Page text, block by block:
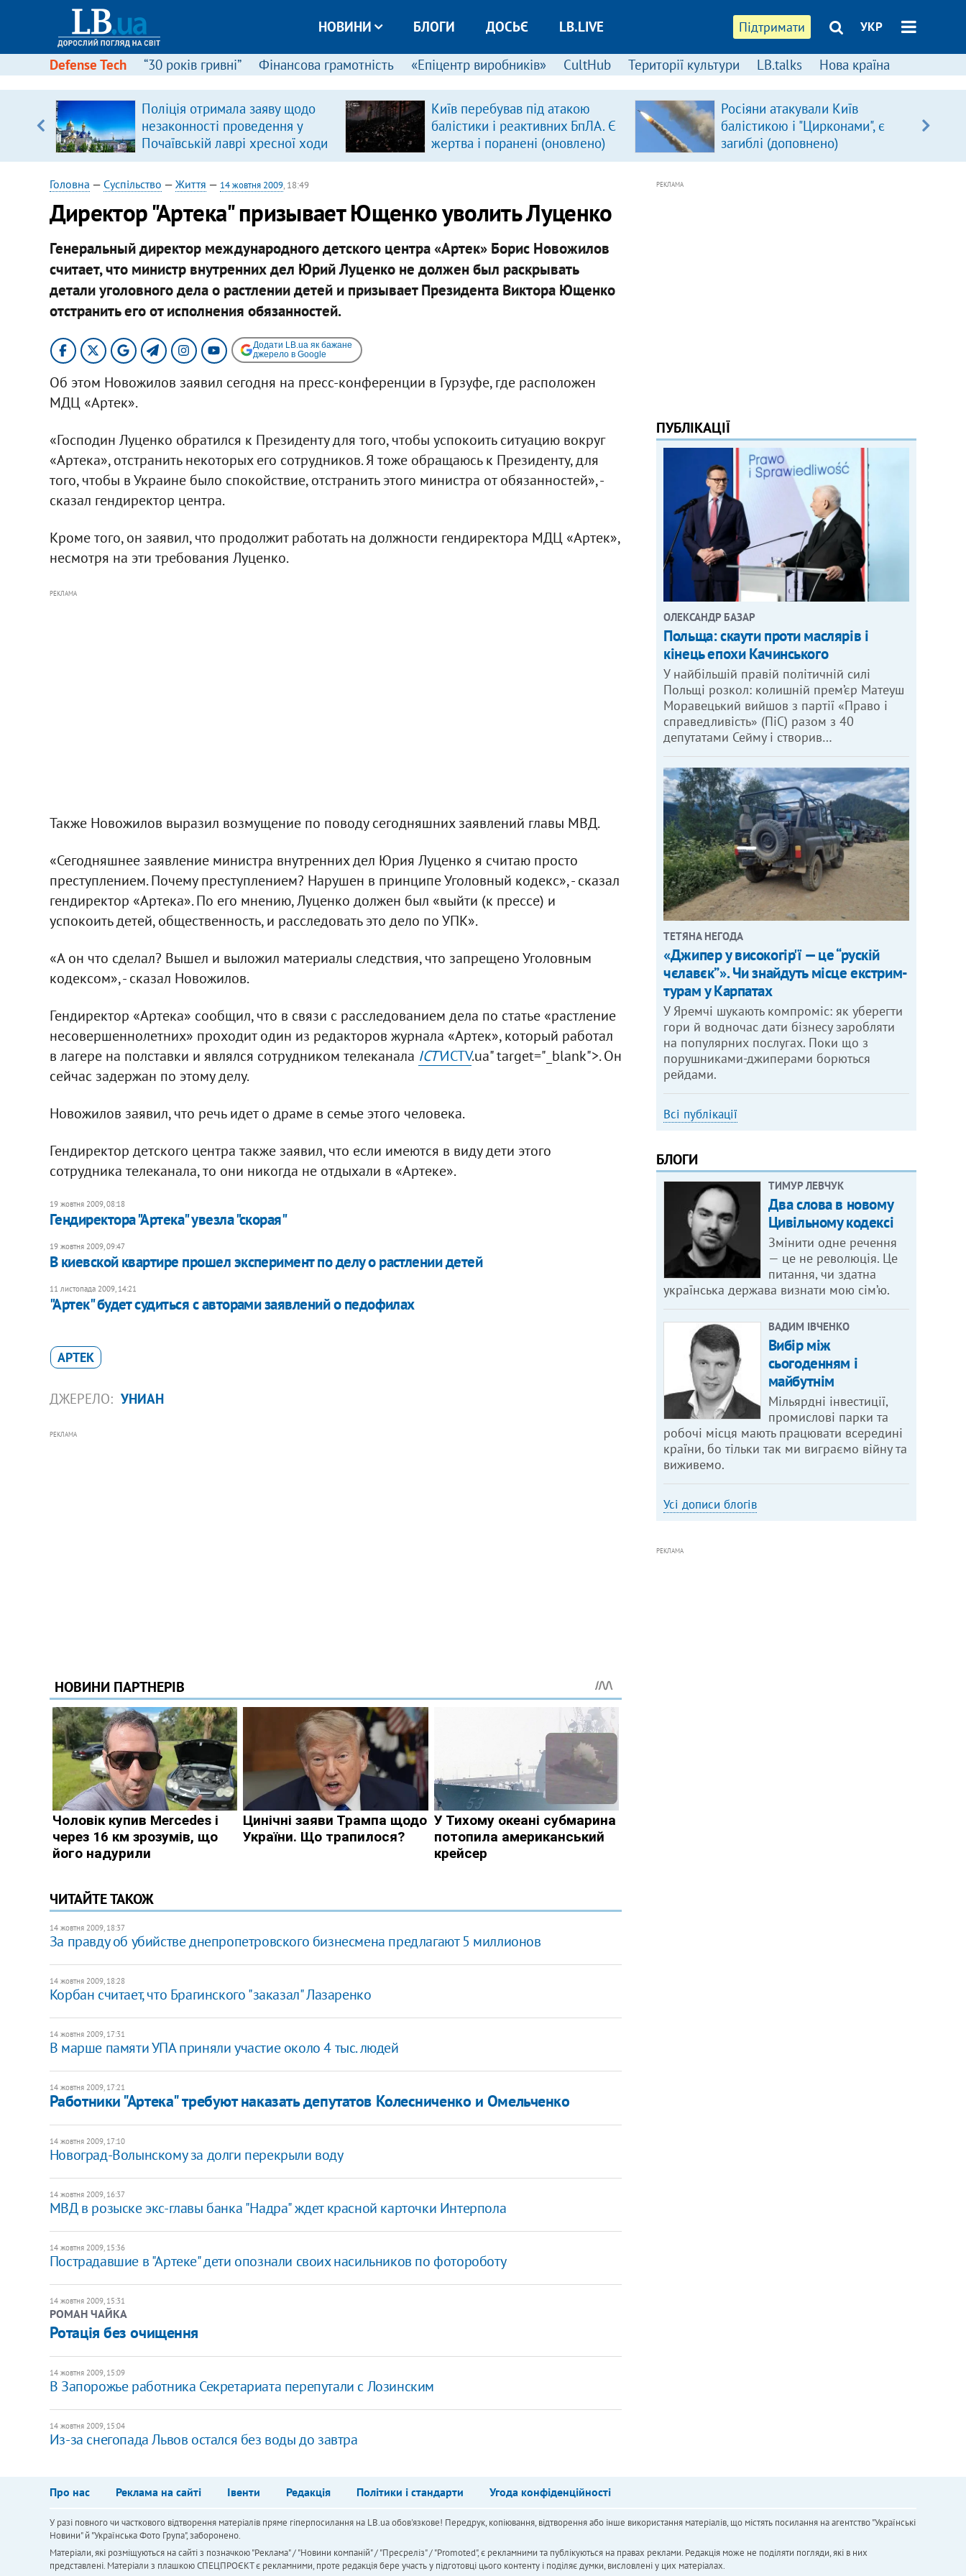
Підтримати УКР
НОВИНИ БЛОГИ ДОСЬЄ LB.LIVE
Defense Tech “30 років гривні” Фінансова грамотність «Епіцентр виробників» CultHub Території культури LB.talks Нова країна
Поліція отримала заяву щодо
незаконності проведення у
Почаївській лаврі хресної ходи
Київ перебував під атакою
балістики і реактивних БпЛА. Є
жертва і поранені (оновлено)
Росіяни атакували Київ
балістикою і "Цирконами", є
загиблі (доповнено)
Головна — Суспільство — Життя — 14 жовтня 2009, 18:49
Директор "Артека" призывает Ющенко уволить Луценко
Генеральный директор международного детского центра «Артек» Борис Новожилов
считает, что министр внутренних дел Юрий Луценко не должен был раскрывать
детали уголовного дела о растлении детей и призывает Президента Виктора Ющенко
отстранить его от исполнения обязанностей.
Додати LB.ua як бажане
джерело в Google
Об этом Новожилов заявил сегодня на пресс-конференции в Гурзуфе, где расположен
МДЦ «Артек».
«Господин Луценко обратился к Президенту для того, чтобы успокоить ситуацию вокруг
«Артека», отстранить некоторых его сотрудников. Я тоже обращаюсь к Президенту, для
того, чтобы в Украине было спокойствие, отстранить этого министра от обязанностей», -
сказал гендиректор центра.
Кроме того, он заявил, что продолжит работать на должности гендиректора МДЦ «Артек»,
несмотря на эти требования Луценко.
РЕКЛАМА
Также Новожилов выразил возмущение по поводу сегодняшних заявлений главы МВД.
«Сегодняшнее заявление министра внутренних дел Юрия Луценко я считаю просто
преступлением. Почему преступлением? Нарушен в принципе Уголовный кодекс», - сказал
гендиректор «Артека». По его мнению, Луценко должен был «выйти (к прессе) и
успокоить детей, общественность, и расследовать это дело по УПК».
«А он что сделал? Вышел и выложил материалы следствия, что запрещено Уголовным
кодексом», - сказал Новожилов.
Гендиректор «Артека» сообщил, что в связи с расследованием дела по статье «растление
несовершеннолетних» проходит один из редакторов журнала «Артек», который работал
в лагере на полставки и являлся сотрудником телеканала ICTVICTV.ua" target="_blank">. Он
сейчас задержан по этому делу.
Новожилов заявил, что речь идет о драме в семье этого человека.
Гендиректор детского центра также заявил, что если имеются в виду дети этого
сотрудника телеканала, то они никогда не отдыхали в «Артеке».
19 жовтня 2009, 08:18
Гендиректора "Артека" увезла "скорая"
19 жовтня 2009, 09:47
В киевской квартире прошел эксперимент по делу о растлении детей
11 листопада 2009, 14:21
"Артек" будет судиться с авторами заявлений о педофилах
АРТЕК
ДЖЕРЕЛО: УНИАН
РЕКЛАМА
ЧИТАЙТЕ ТАКОЖ
14 жовтня 2009, 18:37
За правду об убийстве днепропетровского бизнесмена предлагают 5 миллионов
14 жовтня 2009, 18:28
Корбан считает, что Брагинского "заказал" Лазаренко
14 жовтня 2009, 17:31
В марше памяти УПА приняли участие около 4 тыс. людей
14 жовтня 2009, 17:21
Работники "Артека" требуют наказать депутатов Колесниченко и Омельченко
14 жовтня 2009, 17:10
Новоград-Волынскому за долги перекрыли воду
14 жовтня 2009, 16:37
МВД в розыске экс-главы банка "Надра" ждет красной карточки Интерпола
14 жовтня 2009, 15:36
Пострадавшие в "Артеке" дети опознали своих насильников по фотороботу
14 жовтня 2009, 15:31
РОМАН ЧАЙКА
Ротація без очищення
14 жовтня 2009, 15:09
В Запорожье работника Секретариата перепутали с Лозинским
14 жовтня 2009, 15:04
Из-за снегопада Львов остался без воды до завтра
РЕКЛАМА
ПУБЛІКАЦІЇ
ОЛЕКСАНДР БАЗАР
Польща: скаути проти маслярів і
кінець епохи Качинського
У найбільшій правій політичній силі
Польщі розкол: колишній прем’єр Матеуш
Моравецький вийшов з партії «Право і
справедливість» (ПіС) разом з 40
депутатами Сейму і створив…
ТЕТЯНА НЕГОДА
«Джипер у високогір'ї — це “рускій
чєлавєк”». Чи знайдуть місце екстрим-
турам у Карпатах
У Яремчі шукають компроміс: як уберегти
гори й водночас дати бізнесу заробляти
на популярних послугах. Поки що з
порушниками-джиперами борються
рейдами.
Всі публікації
БЛОГИ
ТИМУР ЛЕВЧУК
Два слова в новому
Цивільному кодексі
Змінити одне речення
— це не революція. Це
питання, чи здатна
українська держава визнати мою сім’ю.
ВАДИМ ІВЧЕНКО
Вибір між
сьогоденням і
майбутнім
Мільярдні інвестиції,
промислові парки та
робочі місця мають працювати всередині
країни, бо тільки так ми виграємо війну та
виживемо.
Усі дописи блогів
РЕКЛАМА
Про нас Реклама на сайті Івенти Редакція Політики і стандарти Угода конфіденційності
У разі повного чи часткового відтворення матеріалів пряме гіперпосилання на LB.ua обов'язкове! Передрук, копіювання, відтворення або інше використання матеріалів, що містять посилання на агентство "Українськi
Новини" й "Українська Фото Група", заборонено.
Матеріали, які розміщуються на сайті з позначкою "Реклама" / "Новини компаній" / "Пресреліз" / "Promoted", є рекламними та публікуються на правах реклами. Редакція може не поділяти погляди, які в них
представлені. Матеріали з плашкою СПЕЦПРОЄКТ є рекламними, проте редакція бере участь у підготовці цього контенту і поділяє думки, висловлені у цих матеріалах.